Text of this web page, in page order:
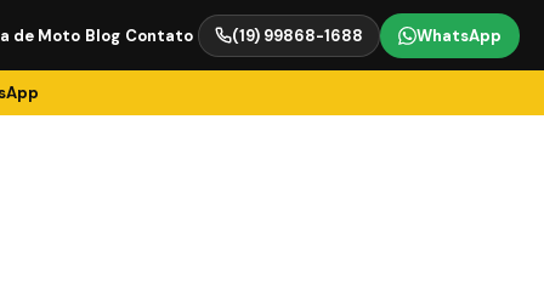
de Moto Blog Contato (19) 99868-1688 WhatsApp